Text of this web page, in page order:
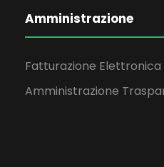
Amministrazione
Fatturazione Elettronica
Amministrazione